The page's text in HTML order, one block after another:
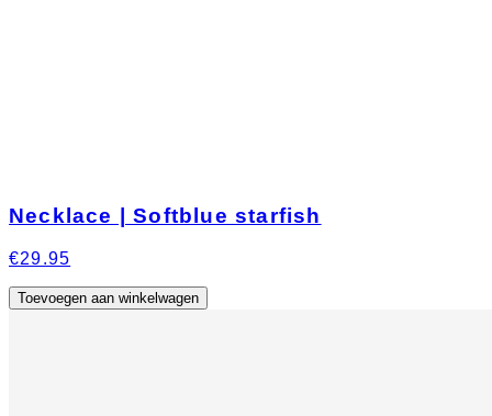
Necklace | Softblue starfish
€29.95
Toevoegen aan winkelwagen